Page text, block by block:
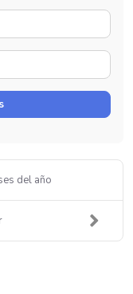
del año